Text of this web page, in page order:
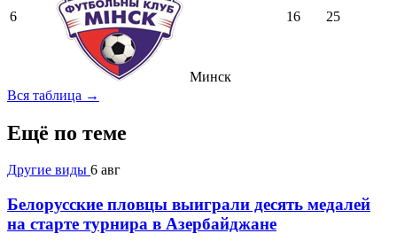
6
Минск
16 25
Вся таблица →
Ещё по теме
Другие виды 6 авг
Белорусские пловцы выиграли десять медалей
на старте турнира в Азербайджане